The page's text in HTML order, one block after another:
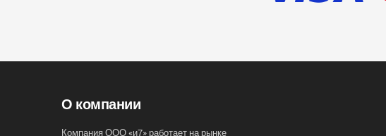
О компании
Компания ООО «и7» работает на рынке